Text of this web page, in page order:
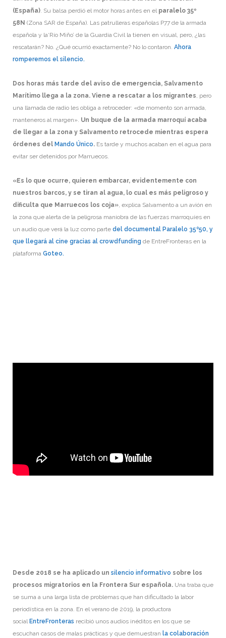
(España) . Su balsa perdió el motor horas antes en el paralelo 35º
58N (Zona SAR de España). Las patrulleras españolas P77 de la armada
española y la‘Río Miño’ de la Guardia Civil la tienen en visual, pero, ¿las
rescatarán? No. ¿Qué ocurrió exactamente? No lo contaron. Ahora
romperemos el silencio.
Dos horas más tarde del aviso de emergencia, Salvamento
Marítimo llega a la zona. Viene a rescatar a los migrantes , pero
una llamada de radio les obliga a retroceder: «de momento son armada,
manteneros al margen». Un buque de la armada marroquí acaba
de llegar a la zona y Salvamento retrocede mientras espera
órdenes del Mando Único. Es tarde y muchos acaban en el agua para
evitar ser detenidos por Marruecos.
«Es lo que ocurre, quieren embarcar, evidentemente con
nuestros barcos, y se tiran al agua, lo cual es más peligroso y
dificulta que Marruecos los coja» , explica Salvamento a un avión en
la zona que alerta de la peligrosa maniobra de las fuerzas marroquíes en
un audio que verá la luz como parte del documental Paralelo 35º50, y
que llegará al cine gracias al crowdfunding de EntreFronteras en la
plataforma Goteo.
Desde 2018 se ha aplicado un silencio informativo sobre los
procesos migratorios en la Frontera Sur española. Una traba que
se suma a una larga lista de problemas que han dificultado la labor
periodística en la zona. En el verano de 2019, la productora
social EntreFronteras recibió unos audios inéditos en los que se
escuchan casos de malas prácticas y que demuestran la colaboración